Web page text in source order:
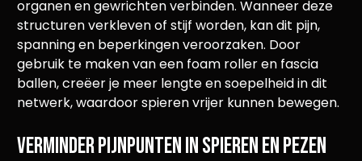
organen en gewrichten verbinden. Wanneer deze
structuren verkleven of stijf worden, kan dit pijn,
spanning en beperkingen veroorzaken. Door
gebruik te maken van een foam roller en fascia
ballen, creëer je meer lengte en soepelheid in dit
netwerk, waardoor spieren vrijer kunnen bewegen.
Verminder pijnpunten in spieren en pezen